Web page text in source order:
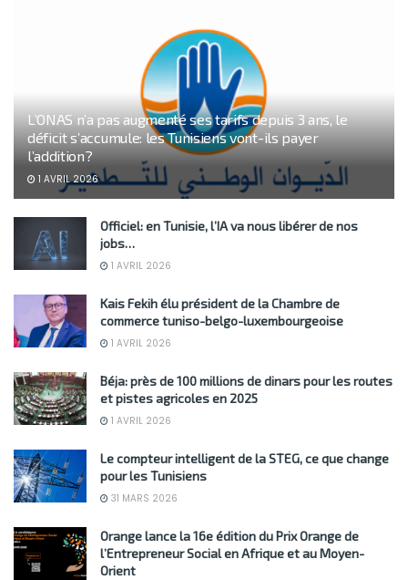
L’ONAS n’a pas augmenté ses tarifs depuis 3 ans, le
déficit s’accumule: les Tunisiens vont-ils payer
l’addition?
1 AVRIL 2026
Officiel: en Tunisie, l’IA va nous libérer de nos
jobs…
1 AVRIL 2026
Kais Fekih élu président de la Chambre de
commerce tuniso-belgo-luxembourgeoise
1 AVRIL 2026
Béja: près de 100 millions de dinars pour les routes
et pistes agricoles en 2025
1 AVRIL 2026
Le compteur intelligent de la STEG, ce que change
pour les Tunisiens
31 MARS 2026
Orange lance la 16e édition du Prix Orange de
l’Entrepreneur Social en Afrique et au Moyen-
Orient